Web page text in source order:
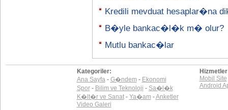
Kredili mevduat hesaplar�na
B�yle bankac�l�k m� olur?
Mutlu bankac�lar
Kategoriler:
Ana Sayfa- G�ndem - Ekonomi
Spor- Bilim ve Teknoloji - Sa�l�k
K�lt�r ve Sanat- Ya�am -Anketler
Video Galeri
Mobil Site
Android